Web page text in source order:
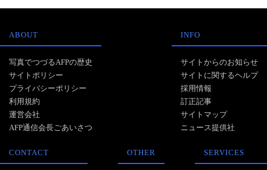
ABOUT
写真でつづるAFPの歴史
サイトポリシー
プライバシーポリシー
利用規約
運営会社
AFP通信会長ごあいさつ
INFO
サイトからのお知らせ
サイトに関するヘルプ
採用情報
訂正記事
サイトマップ
ニュース提供社
CONTACT OTHER SERVICES